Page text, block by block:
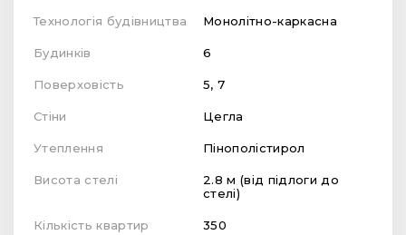
Технологія будівництва Монолітно-каркасна
Будинків 6
Поверховість 5, 7
Стіни Цегла
Утеплення Пінополістирол
Висота стелі
2.8 м (від підлоги до
стелі)
Кількість квартир 350